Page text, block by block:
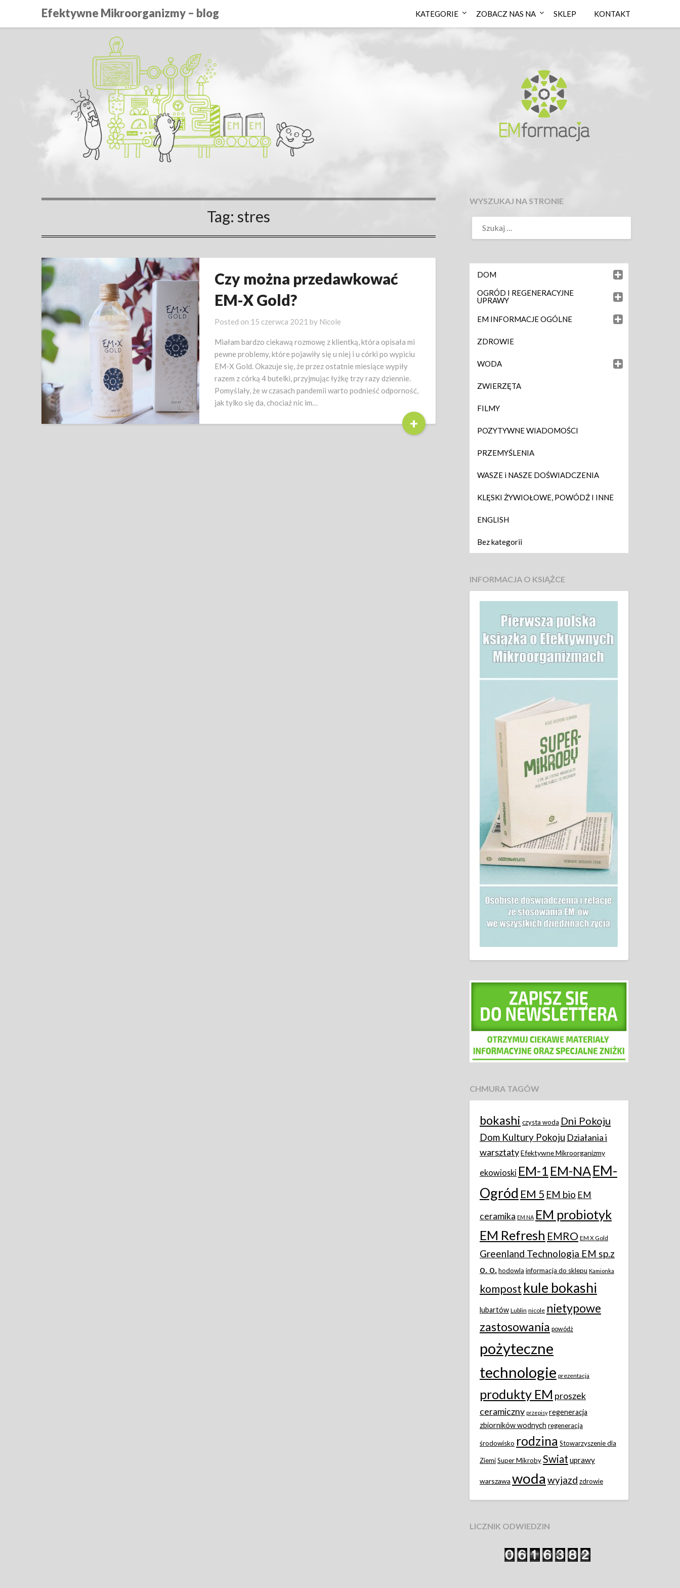
Efektywne Mikroorganizmy – blog KATEGORIE ZOBACZ NAS NA SKLEP KONTAKT
Tag: stres
Czy można przedawkować
EM-X Gold?
Posted on 15 czerwca 2021 by Nicole
Miałam bardzo ciekawą rozmowę z klientką, która opisała mi
pewne problemy, które pojawiły się u niej i u córki po wypiciu
EM-X Gold. Okazuje się, że przez ostatnie miesiące wypiły
razem z córką 4 butelki, przyjmując łyżkę trzy razy dziennie.
Pomyślały, że w czasach pandemii warto podnieść odporność,
jak tylko się da, chociaż nic im…
+
WYSZUKAJ NA STRONIE
DOM
OGRÓD I REGENERACYJNE
UPRAWY
EM INFORMACJE OGÓLNE
ZDROWIE
WODA
ZWIERZĘTA
FILMY
POZYTYWNE WIADOMOŚCI
PRZEMYŚLENIA
WASZE i NASZE DOŚWIADCZENIA
KLĘSKI ŻYWIOŁOWE, POWÓDŹ I INNE
ENGLISH
Bez kategorii
INFORMACJA O KSIĄŻCE
CHMURA TAGÓW
bokashi czysta woda Dni Pokoju
Dom Kultury Pokoju Działania i
warsztatyEfektywne Mikroorganizmy
ekowioski EM-1 EM-NAEM-
Ogród EM 5 EM bio EM
ceramika EM NA EM probiotyk
EM Refresh EMRO EM X Gold
Greenland Technologia EM sp.z
o. o.hodowla informacja do sklepu Kamionka
kompost kule bokashi
lubartów Lublin nicole nietypowe
zastosowania powódż
pożyteczne
technologie prezentacja
produkty EM proszek
ceramiczny przepisy regeneracja
zbiorników wodnych regeneracja
środowisko rodzina Stowarzyszenie dla
ZiemiSuper MikrobySwiat uprawy
warszawa woda wyjazd zdrowie
LICZNIK ODWIEDZIN